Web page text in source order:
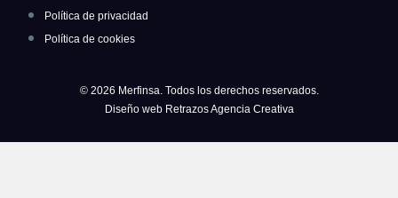
Política de privacidad
Política de cookies
© 2026 Merfinsa. Todos los derechos reservados.
Diseño web Retrazos Agencia Creativa